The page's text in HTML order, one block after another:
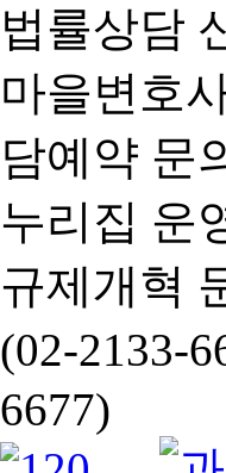
법률상담
마을변호
담예약 문
누리집 운
규제개혁
(02-2133-
6677)